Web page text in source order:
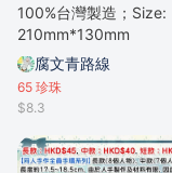
100%台灣製造；Size:
210mm*130mm
腐文青路線
65 珍珠
$8.3